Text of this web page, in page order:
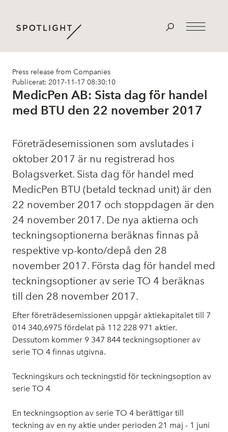
Press release from Companies
Publicerat: 2017-11-17 08:30:10
MedicPen AB: Sista dag för handel
med BTU den 22 november 2017
Företrädesemissionen som avslutades i
oktober 2017 är nu registrerad hos
Bolagsverket. Sista dag för handel med
MedicPen BTU (betald tecknad unit) är den
22 november 2017 och stoppdagen är den
24 november 2017. De nya aktierna och
teckningsoptionerna beräknas finnas på
respektive vp-konto/depå den 28
november 2017. Första dag för handel med
teckningsoptioner av serie TO 4 beräknas
till den 28 november 2017.
Efter företrädesemissionen uppgår aktiekapitalet till 7
014 340,6975 fördelat på 112 228 971 aktier.
Dessutom kommer 9 347 844 teckningsoptioner av
serie TO 4 finnas utgivna.
Teckningskurs och teckningstid för teckningsoption av
serie TO 4
En teckningsoption av serie TO 4 berättigar till
teckning av en ny aktie under perioden 21 maj - 1 juni